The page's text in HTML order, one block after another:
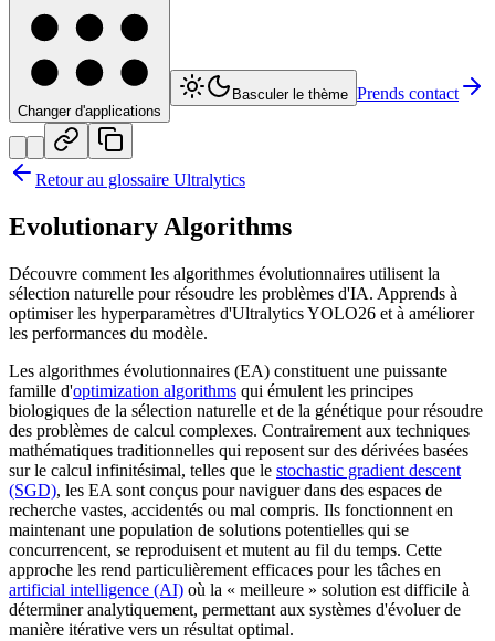
Changer d'applications
Basculer le thème Prends contact
Retour au glossaire Ultralytics
Evolutionary Algorithms
Découvre comment les algorithmes évolutionnaires utilisent la
sélection naturelle pour résoudre les problèmes d'IA. Apprends à
optimiser les hyperparamètres d'Ultralytics YOLO26 et à améliorer
les performances du modèle.
Les algorithmes évolutionnaires (EA) constituent une puissante
famille d'optimization algorithms qui émulent les principes
biologiques de la sélection naturelle et de la génétique pour résoudre
des problèmes de calcul complexes. Contrairement aux techniques
mathématiques traditionnelles qui reposent sur des dérivées basées
sur le calcul infinitésimal, telles que le stochastic gradient descent
(SGD), les EA sont conçus pour naviguer dans des espaces de
recherche vastes, accidentés ou mal compris. Ils fonctionnent en
maintenant une population de solutions potentielles qui se
concurrencent, se reproduisent et mutent au fil du temps. Cette
approche les rend particulièrement efficaces pour les tâches en
artificial intelligence (AI) où la « meilleure » solution est difficile à
déterminer analytiquement, permettant aux systèmes d'évoluer de
manière itérative vers un résultat optimal.